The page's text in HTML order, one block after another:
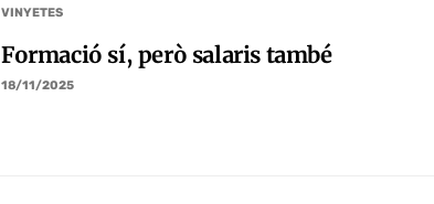
VINYETES
Formació sí, però salaris també
18/11/2025